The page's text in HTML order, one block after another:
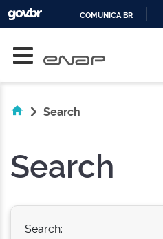
COMUNICA BR
Search
Search
Search: